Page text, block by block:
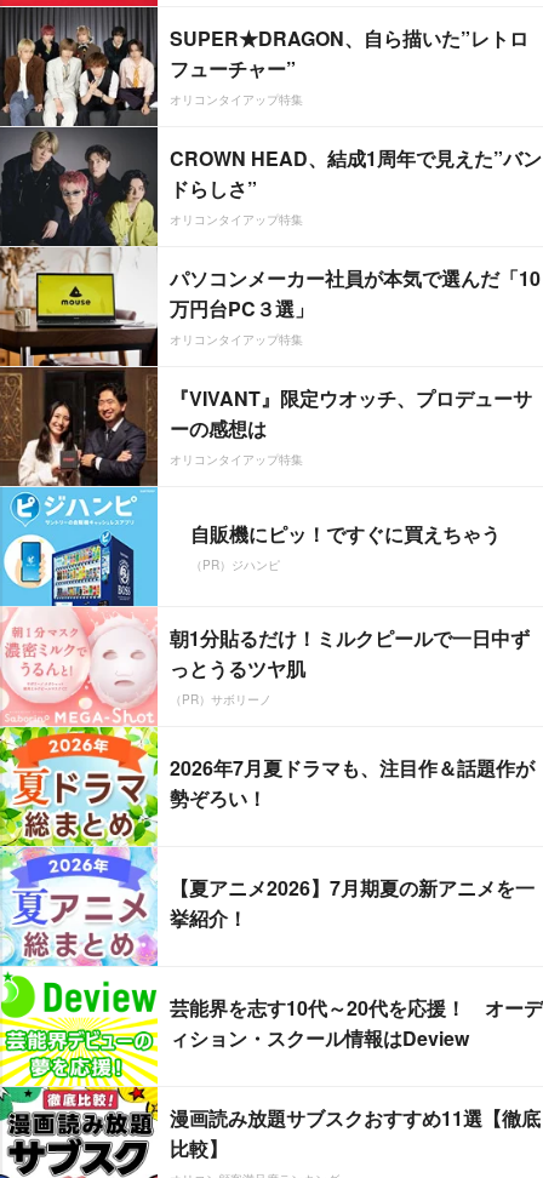
SUPER★DRAGON、自ら描いた”レトロ
フューチャー”
オリコンタイアップ特集
CROWN HEAD、結成1周年で見えた”バン
ドらしさ”
オリコンタイアップ特集
パソコンメーカー社員が本気で選んだ「10
万円台PC３選」
オリコンタイアップ特集
『VIVANT』限定ウオッチ、プロデューサ
ーの感想は
オリコンタイアップ特集
自販機にピッ！ですぐに買えちゃう
（PR）ジハンピ
朝1分貼るだけ！ミルクピールで一日中ず
っとうるツヤ肌
（PR）サボリーノ
2026年7月夏ドラマも、注目作＆話題作が
勢ぞろい！
【夏アニメ2026】7月期夏の新アニメを一
挙紹介！
芸能界を志す10代～20代を応援！ オーデ
ィション・スクール情報はDeview
漫画読み放題サブスクおすすめ11選【徹底
比較】